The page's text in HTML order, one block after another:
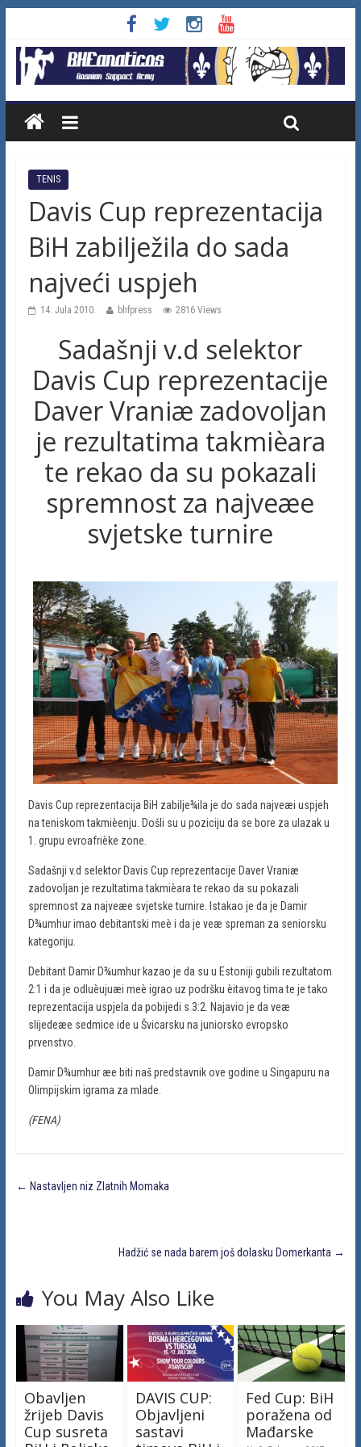
TENIS
Davis Cup reprezentacija
BiH zabilježila do sada
najveći uspjeh
14. Jula 2010. bhfpress 2816 Views
Sadašnji v.d selektor
Davis Cup reprezentacije
Daver Vraniæ zadovoljan
je rezultatima takmièara
te rekao da su pokazali
spremnost za najveæe
svjetske turnire
Davis Cup reprezentacija BiH zabilje¾ila je do sada najveæi uspjeh
na teniskom takmièenju. Došli su u poziciju da se bore za ulazak u
1. grupu evroafrièke zone.
Sadašnji v.d selektor Davis Cup reprezentacije Daver Vraniæ
zadovoljan je rezultatima takmièara te rekao da su pokazali
spremnost za najveæe svjetske turnire. Istakao je da je Damir
D¾umhur imao debitantski meè i da je veæ spreman za seniorsku
kategoriju.
Debitant Damir D¾umhur kazao je da su u Estoniji gubili rezultatom
2:1 i da je odluèujuæi meè igrao uz podršku èitavog tima te je tako
reprezentacija uspjela da pobijedi s 3:2. Najavio je da veæ
slijedeæe sedmice ide u Švicarsku na juniorsko evropsko
prvenstvo.
Damir D¾umhur æe biti naš predstavnik ove godine u Singapuru na
Olimpijskim igrama za mlade.
(FENA)
← Nastavljen niz Zlatnih Momaka
Hadžić se nada barem još dolasku Domerkanta →
You May Also Like
Obavljen
žrijeb Davis
Cup susreta
DAVIS CUP:
Objavljeni
sastavi
Fed Cup: BiH
poražena od
Mađarske